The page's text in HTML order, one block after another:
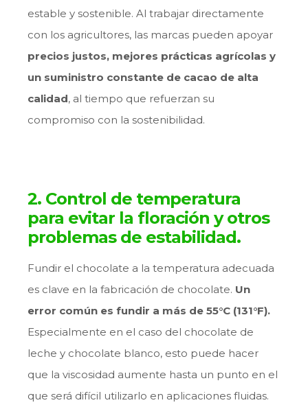
estable y sostenible. Al trabajar directamente
con los agricultores, las marcas pueden apoyar
precios justos, mejores prácticas agrícolas y
un suministro constante de cacao de alta
calidad, al tiempo que refuerzan su
compromiso con la sostenibilidad.
2. Control de temperatura
para evitar la floración y otros
problemas de estabilidad.
Fundir el chocolate a la temperatura adecuada
es clave en la fabricación de chocolate. Un
error común es fundir a más de 55°C (131°F).
Especialmente en el caso del chocolate de
leche y chocolate blanco, esto puede hacer
que la viscosidad aumente hasta un punto en el
que será difícil utilizarlo en aplicaciones fluidas.